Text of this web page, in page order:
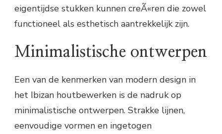
eigentijdse stukken kunnen creÃ«ren die zowel
functioneel als esthetisch aantrekkelijk zijn.
Minimalistische ontwerpen
Een van de kenmerken van modern design in
het Ibizan houtbewerken is de nadruk op
minimalistische ontwerpen. Strakke lijnen,
eenvoudige vormen en ingetogen